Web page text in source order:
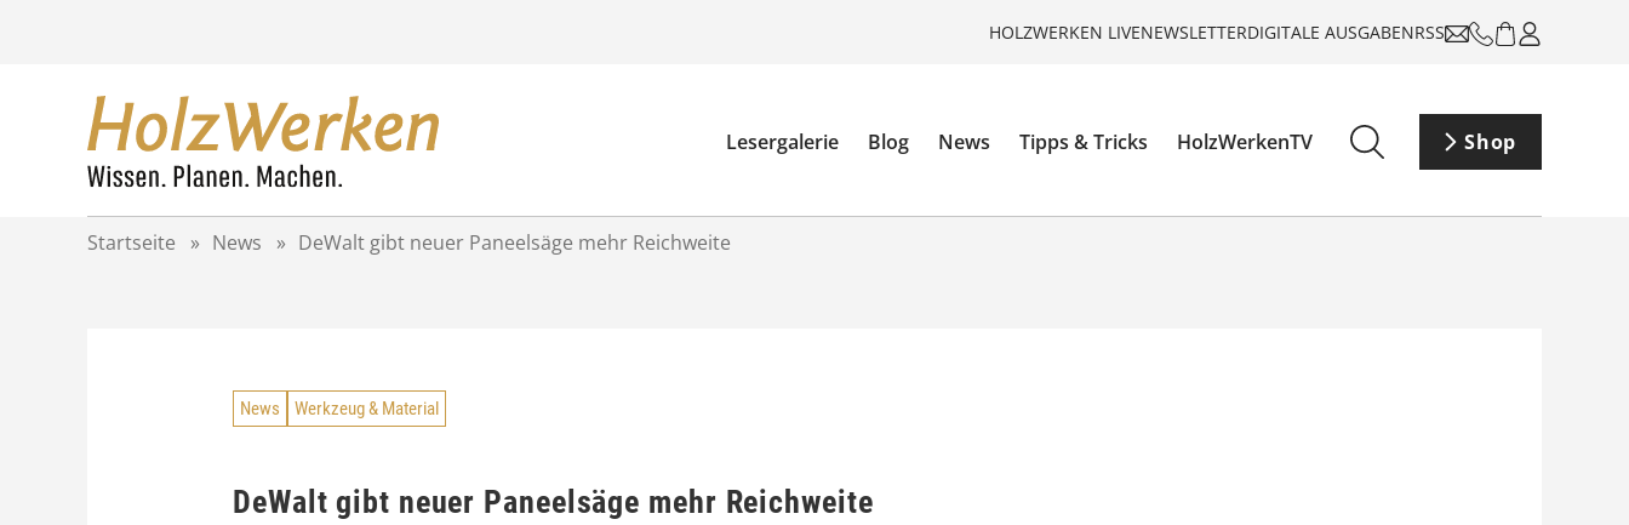
HOLZWERKEN LIVENEWSLETTERDIGITALE AUSGABENRSS
Lesergalerie Blog News Tipps & Tricks HolzWerkenTV Shop
Startseite » News » DeWalt gibt neuer Paneelsäge mehr Reichweite
News Werkzeug & Material
DeWalt gibt neuer Paneelsäge mehr Reichweite